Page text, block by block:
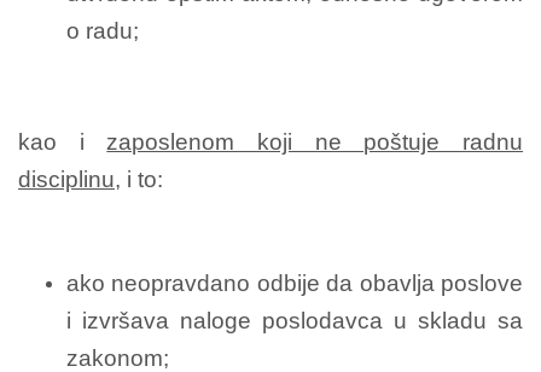
o radu;
kao i zaposlenom koji ne poštuje radnu
disciplinu, i to:
ako neopravdano odbije da obavlja poslove
i izvršava naloge poslodavca u skladu sa
zakonom;